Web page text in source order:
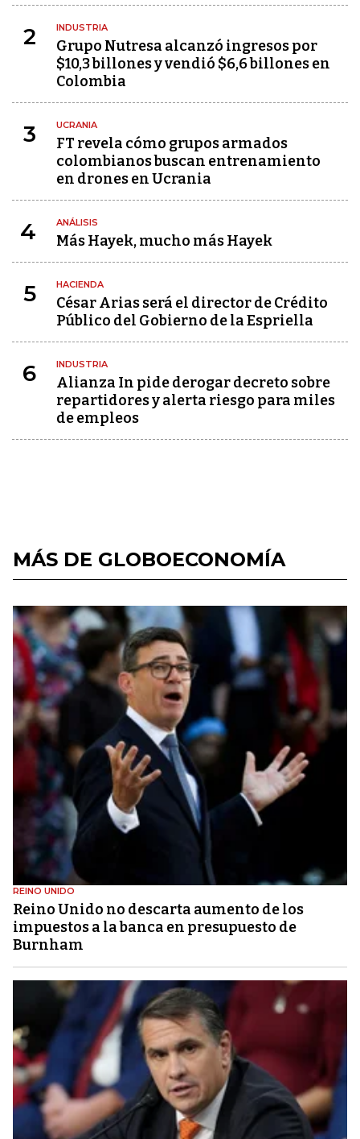
2 INDUSTRIA
Grupo Nutresa alcanzó ingresos por
$10,3 billones y vendió $6,6 billones en
Colombia
3 UCRANIA
FT revela cómo grupos armados
colombianos buscan entrenamiento
en drones en Ucrania
4 ANÁLISIS
Más Hayek, mucho más Hayek
5 HACIENDA
César Arias será el director de Crédito
Público del Gobierno de la Espriella
6 INDUSTRIA
Alianza In pide derogar decreto sobre
repartidores y alerta riesgo para miles
de empleos
MÁS DE GLOBOECONOMÍA
REINO UNIDO
Reino Unido no descarta aumento de los
impuestos a la banca en presupuesto de
Burnham